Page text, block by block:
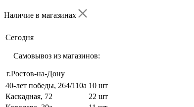
Наличие в магазинах
Сегодня
Самовывоз из магазинов:
г.Ростов-на-Дону
40-лет победы, 264/110а 10 шт
Каскадная, 72
22 шт